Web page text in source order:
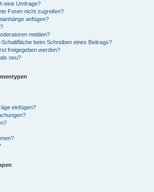
eine Umfrage?
Foren nicht zugreifen?
anfügen?
melden?
beim Schreiben eines Beitrags?
freigegeben werden?
neu?
einfügen?